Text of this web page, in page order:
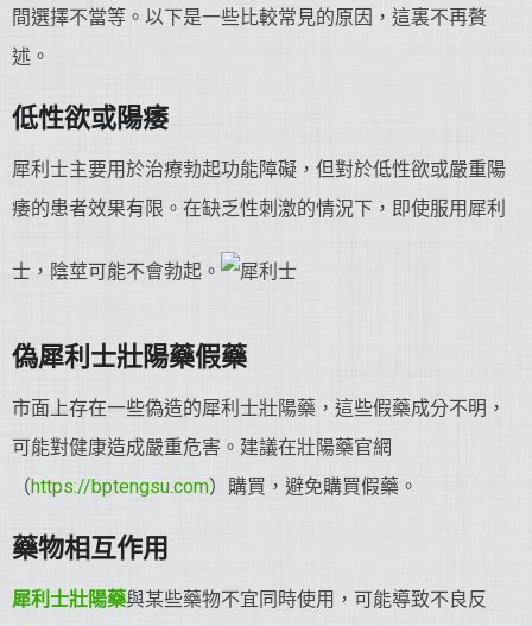
間選擇不當等。以下是一些比較常見的原因，這裏不再贅
述。
低性欲或陽痿
犀利士主要用於治療勃起功能障礙，但對於低性欲或嚴重陽
痿的患者效果有限。在缺乏性刺激的情況下，即使服用犀利
士，陰莖可能不會勃起。
偽犀利士壯陽藥假藥
市面上存在一些偽造的犀利士壯陽藥，這些假藥成分不明，
可能對健康造成嚴重危害。建議在壯陽藥官網
（https://bptengsu.com）購買，避免購買假藥。
藥物相互作用
犀利士壯陽藥與某些藥物不宜同時使用，可能導致不良反